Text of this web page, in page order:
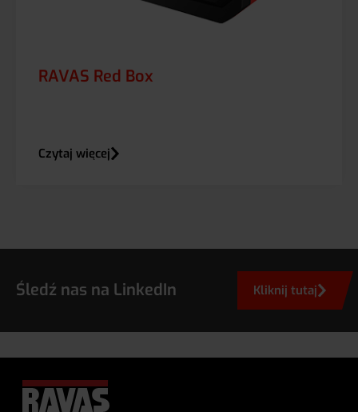
RAVAS Red Box
Czytaj więcej
Śledź nas na LinkedIn Kliknij tutaj